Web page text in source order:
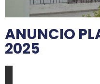
ANUNCIO
2025